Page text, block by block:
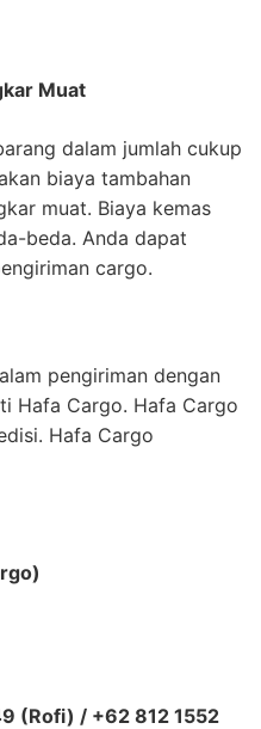
Muat
dalam jumlah cukup
biaya tambahan
muat. Biaya kemas
beda. Anda dapat
cargo.
pengiriman dengan
Hafa Cargo. Hafa Cargo
Hafa Cargo
(Rofi) / +62 812 1552